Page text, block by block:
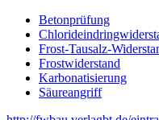
Betonprüfung
Frost-Tausalz-
Frostwiderstand
Karbonatisierung
Säureangriff